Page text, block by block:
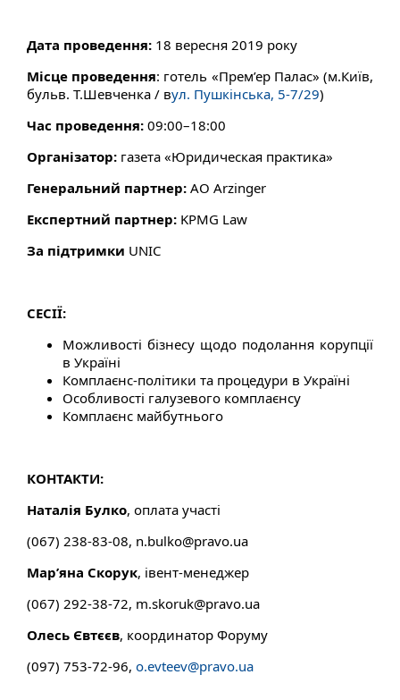
Дата проведення: 18 вересня 2019 року
Місце проведення: готель «Прем’ер Палас» (м.Київ,
бульв. Т.Шевченка / вул. Пушкінська, 5-7/29)
Час проведення: 09:00–18:00
Організатор: газета «Юридическая практика»
Генеральний партнер: АО Arzinger
Експертний партнер: KPMG Law
За підтримки UNIC
СЕСІЇ:
Можливості бізнесу щодо подолання корупції
в Україні
Комплаєнс-політики та процедури в Україні
Особливості галузевого комплаєнсу
Комплаєнс майбутнього
КОНТАКТИ:
Наталiя Булко, оплата участі
(067) 238-83-08, n.bulko@pravo.ua
Мар’яна Скорук, івент-менеджер
(067) 292-38-72, m.skoruk@pravo.ua
Олесь Євтєєв, координатор Форуму
(097) 753-72-96, o.evteev@pravo.ua